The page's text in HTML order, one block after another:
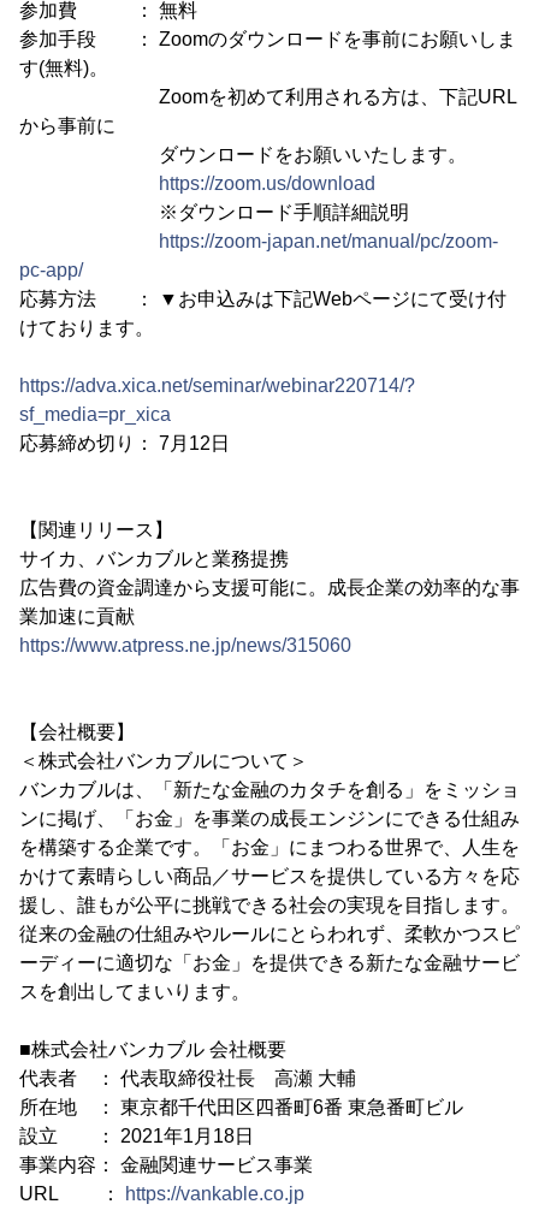
参加費 ： 無料
参加手段 ： Zoomのダウンロードを事前にお願いしま
す(無料)。
Zoomを初めて利用される方は、下記URL
から事前に
ダウンロードをお願いいたします。
https://zoom.us/download
※ダウンロード手順詳細説明
https://zoom-japan.net/manual/pc/zoom-
pc-app/
応募方法 ： ▼お申込みは下記Webページにて受け付
けております。
https://adva.xica.net/seminar/webinar220714/?
sf_media=pr_xica
応募締め切り： 7月12日
【関連リリース】
サイカ、バンカブルと業務提携
広告費の資金調達から支援可能に。成長企業の効率的な事
業加速に貢献
https://www.atpress.ne.jp/news/315060
【会社概要】
＜株式会社バンカブルについて＞
バンカブルは、「新たな金融のカタチを創る」をミッショ
ンに掲げ、「お金」を事業の成長エンジンにできる仕組み
を構築する企業です。「お金」にまつわる世界で、人生を
かけて素晴らしい商品／サービスを提供している方々を応
援し、誰もが公平に挑戦できる社会の実現を目指します。
従来の金融の仕組みやルールにとらわれず、柔軟かつスピ
ーディーに適切な「お金」を提供できる新たな金融サービ
スを創出してまいります。
■株式会社バンカブル 会社概要
代表者 ： 代表取締役社長 高瀬 大輔
所在地 ： 東京都千代田区四番町6番 東急番町ビル
設立 ： 2021年1月18日
事業内容： 金融関連サービス事業
URL ：
https://vankable.co.jp